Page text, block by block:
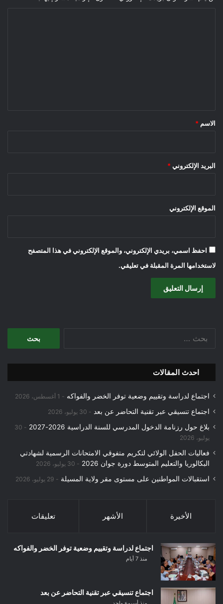
*
الاسم *
البريد الإلكتروني *
الموقع الإلكتروني
احفظ اسمي، بريدي الإلكتروني، والموقع الإلكتروني في هذا المتصفح
لاستخدامها المرة المقبلة في تعليقي.
احدث المقالات
اجتماع لدراسة وتقييم وضعية توفر الخضر والفواكه 1 أغسطس، 2026
اجتماع تنسيقي عبر تقنية التحاضر عن بعد 30 يوليو، 2026
بلاغ حول رزنامة الدخول المدرسي للسنة الدراسية 2026-2027
30
يوليو، 2026
فعاليات الحفل الولائي لتكريم متفوقي الامتحانات الرسمية لشهادتي
البكالوريا والتعليم المتوسط دورة جوان 2026
30 يوليو، 2026
استقبالات المواطنين على مستوى مقر ولاية المسيلة 29 يوليو، 2026
الأخيرة الأشهر تعليقات
اجتماع لدراسة وتقييم وضعية توفر الخضر والفواكه
منذ 7 أيام
اجتماع تنسيقي عبر تقنية التحاضر عن بعد